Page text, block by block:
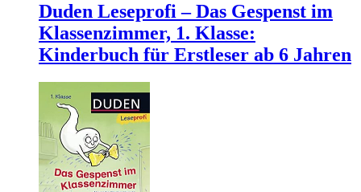
Duden Leseprofi – Das Gespenst im
Klassenzimmer, 1. Klasse:
Kinderbuch für Erstleser ab 6 Jahren